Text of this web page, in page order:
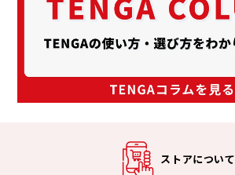
ストアについて